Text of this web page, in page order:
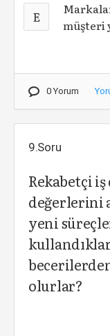
E
müşteri
0 Yorum
9.Soru
Rekabetçi
değerlerini
yeni
olurlar?